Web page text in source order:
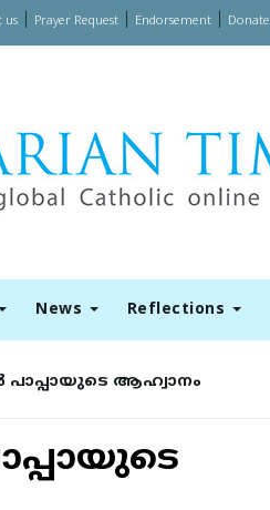
us| Prayer Request| Endorsement| Donate
News Reflections
ആഹ്വാനം